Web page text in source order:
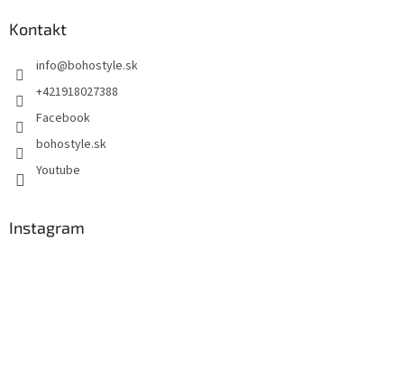
Kontakt
info@bohostyle.sk
+421918027388
Facebook
bohostyle.sk
Youtube
Instagram